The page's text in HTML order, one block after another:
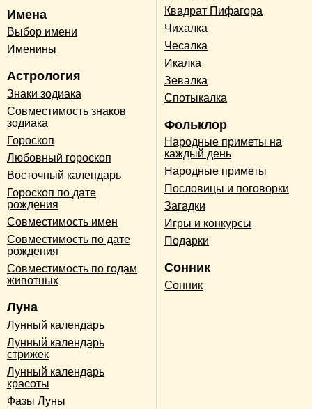
Имена
Выбор имени
Именины
Астрология
Знаки зодиака
Совместимость знаков
зодиака
Гороскоп
Любовный гороскоп
Восточный календарь
Гороскоп по дате
рождения
Совместимость имен
Совместимость по дате
рождения
Совместимость по годам
животных
Луна
Лунный календарь
Лунный календарь
стрижек
Лунный календарь
красоты
Фазы Луны
Квадрат Пифагора
Чихалка
Чесалка
Икалка
Зевалка
Спотыкалка
Фольклор
Народные приметы на
каждый день
Народные приметы
Пословицы и поговорки
Загадки
Игры и конкурсы
Подарки
Сонник
Сонник